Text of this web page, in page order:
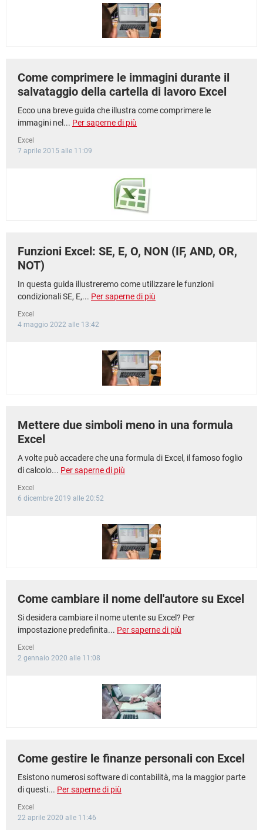
FACEBOOK
Come comprimere le immagini durante il
salvataggio della cartella di lavoro Excel
Ecco una breve guida che illustra come comprimere le
immagini nel... Per saperne di più
Excel
7 aprile 2015 alle 11:09
Funzioni Excel: SE, E, O, NON (IF, AND, OR,
NOT)
In questa guida illustreremo come utilizzare le funzioni
condizionali SE, E,... Per saperne di più
Excel
4 maggio 2022 alle 13:42
Mettere due simboli meno in una formula
Excel
A volte può accadere che una formula di Excel, il famoso foglio
di calcolo... Per saperne di più
Excel
6 dicembre 2019 alle 20:52
Come cambiare il nome dell'autore su Excel
Si desidera cambiare il nome utente su Excel? Per
impostazione predefinita... Per saperne di più
Excel
2 gennaio 2020 alle 11:08
Come gestire le finanze personali con Excel
Esistono numerosi software di contabilità, ma la maggior parte
di questi... Per saperne di più
Excel
22 aprile 2020 alle 11:46